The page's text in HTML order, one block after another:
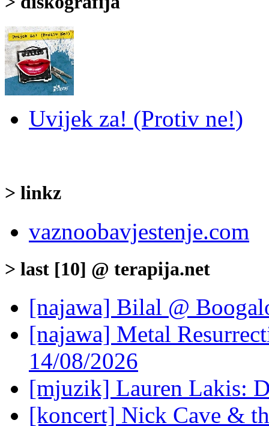
Uvijek za! (Protiv ne!)
> linkz
vaznoobavjestenje.com
> last [10] @ terapija.net
[najawa] Bilal @
[najawa] Metal
14/08/2026
[mjuzik] Lauren Lakis:
[koncert] Nick Cave &